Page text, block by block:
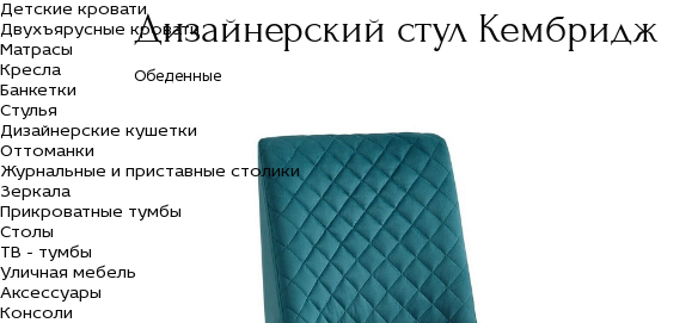
Детские кровати
Двухъярусные кровати
Матрасы
Кресла
Банкетки
Стулья
Дизайнерские кушетки
Оттоманки
Журнальные и приставные столики
Зеркала
Прикроватные тумбы
Столы
ТВ - тумбы
Уличная мебель
Аксессуары
Консоли
Дизайнерский стул Кембридж
Обеденные